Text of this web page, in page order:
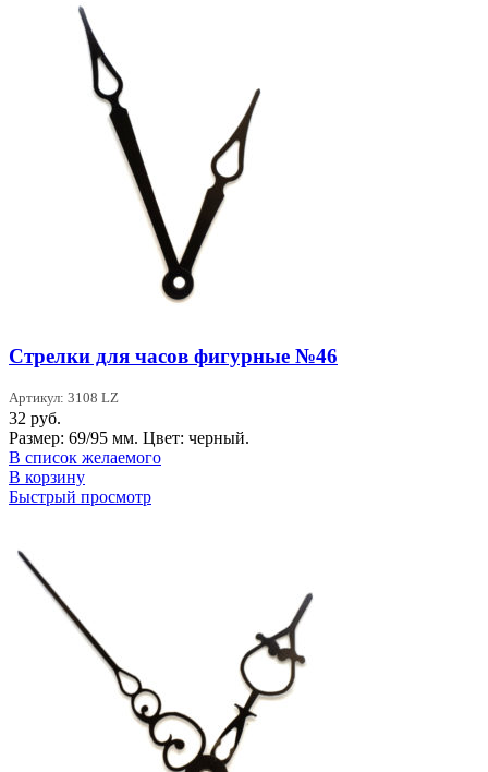
Стрелки для часов фигурные №46
Артикул: 3108 LZ
32 руб.
Размер: 69/95 мм. Цвет: черный.
В список желаемого
В корзину
Быстрый просмотр